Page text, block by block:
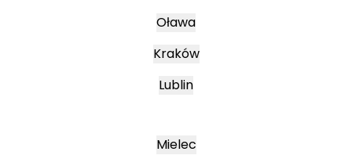
Oława
Kraków
Lublin
Mielec